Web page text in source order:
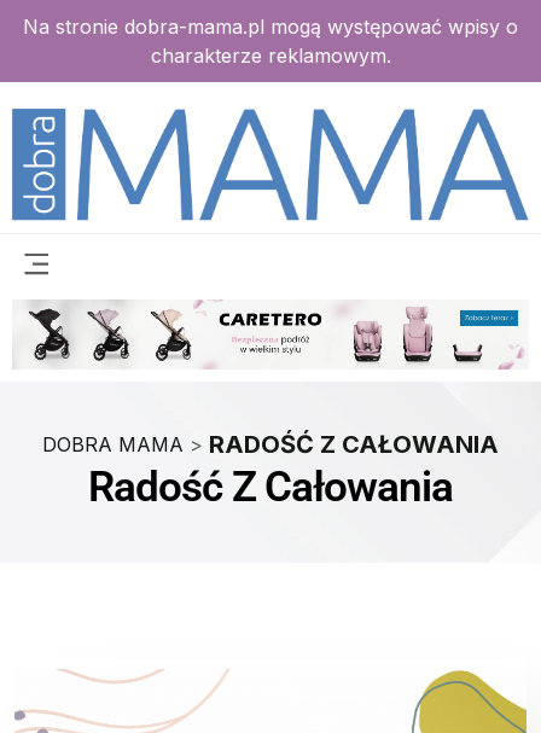
Na stronie dobra-mama.pl mogą występować wpisy o
charakterze reklamowym.
DOBRA MAMA > RADOŚĆ Z CAŁOWANIA
Radość Z Całowania